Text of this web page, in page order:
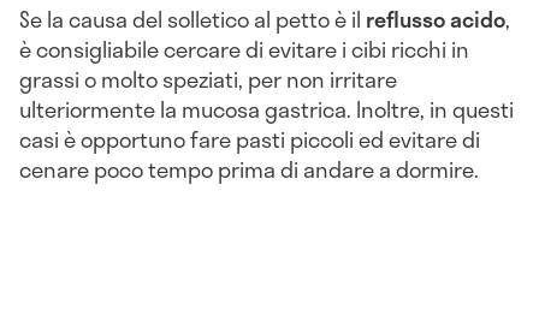
Se la causa del solletico al petto è il reflusso acido,
è consigliabile cercare di evitare i cibi ricchi in
grassi o molto speziati, per non irritare
ulteriormente la mucosa gastrica. Inoltre, in questi
casi è opportuno fare pasti piccoli ed evitare di
cenare poco tempo prima di andare a dormire.